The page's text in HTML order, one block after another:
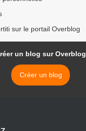
sur le portail Overblog
un blog sur Overblog
Créer un blog